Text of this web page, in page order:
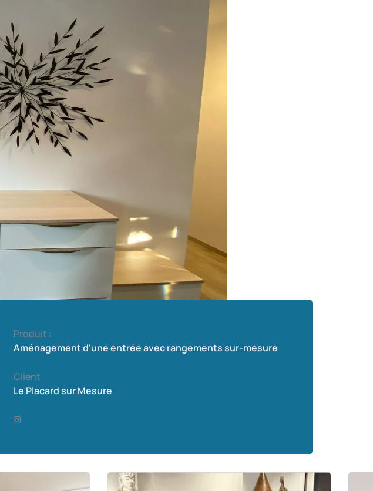
Produit :
Aménagement d'une entrée avec rangements sur-mesure
Client
Le Placard sur Mesure